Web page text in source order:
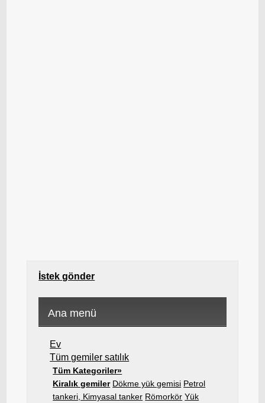
İstek gönder
Ana menü
Ev
Tüm gemiler satılık
Tüm Kategoriler»
Kiralık gemiler Dökme yük gemisi Petrol
tankeri, Kimyasal tanker Römorkör Yük